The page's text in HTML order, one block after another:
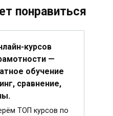
понравиться
курсов
—
обучение
сравнение,
ТОП курсов по